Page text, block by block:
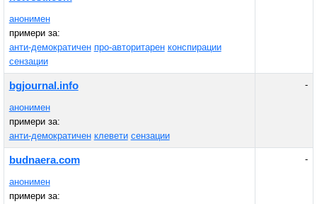
анонимен
примери за:
анти-демократичен про-авторитарен конспирации
сензации
bgjournal.info
анонимен
примери за:
анти-демократичен клевети сензации
-
budnaera.com
анонимен
примери за:
-